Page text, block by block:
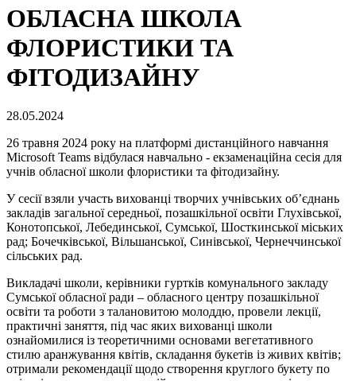
ОБЛАСНА ШКОЛА
ФЛОРИСТИКИ ТА
ФІТОДИЗАЙНУ
28.05.2024
26 травня 2024 року на платформі дистанційного навчання
Microsoft Teams відбулася навчально - екзаменаційна сесія для
учнів обласної школи флористики та фітодизайну.
У сесії взяли участь вихованці творчих учнівських об’єднань
закладів загальної середньої, позашкільної освіти Глухівської,
Конотопської, Лебединської, Сумської, Шосткинської міських
рад; Бочечківської, Вільшанської, Синівської, Чернеччинської
сільських рад.
Викладачі школи, керівники гуртків комунального закладу
Сумської обласної ради – обласного центру позашкільної
освіти та роботи з талановитою молоддю, провели лекції,
практичні заняття, під час яких вихованці школи
ознайомилися із теоретичними основами вегетативного
стилю аранжування квітів, складання букетів із живих квітів;
отримали рекомендації щодо створення круглого букету по